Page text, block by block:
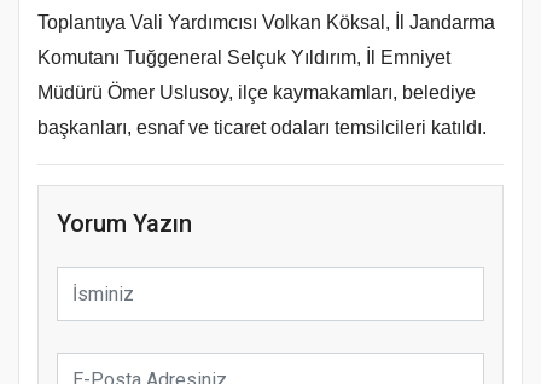
Toplantıya Vali Yardımcısı Volkan Köksal, İl Jandarma
Komutanı Tuğgeneral Selçuk Yıldırım, İl Emniyet
Müdürü Ömer Uslusoy, ilçe kaymakamları, belediye
başkanları, esnaf ve ticaret odaları temsilcileri katıldı.
Yorum Yazın